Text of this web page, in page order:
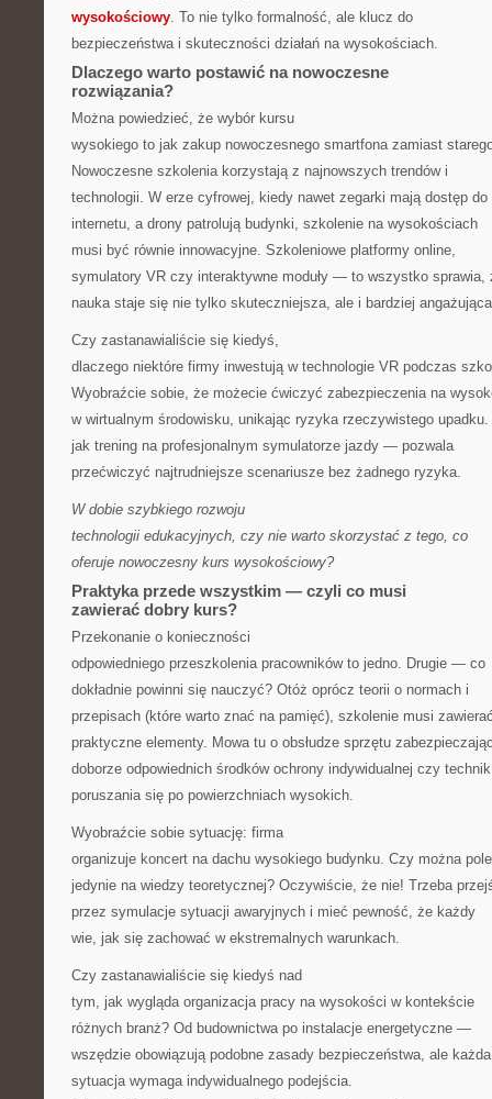
wysokościowy. To nie tylko formalność, ale klucz do
bezpieczeństwa i skuteczności działań na wysokościach.
Dlaczego warto postawić na nowoczesne
rozwiązania?
Można powiedzieć, że wybór kursu
wysokiego to jak zakup nowoczesnego smartfona zamiast
Nowoczesne szkolenia korzystają z najnowszych trendów i
technologii. W erze cyfrowej, kiedy nawet zegarki mają dostęp do
internetu, a drony patrolują budynki, szkolenie na wysokościach
musi być równie innowacyjne. Szkoleniowe platformy online,
symulatory VR czy interaktywne moduły — to wszystko sprawia,
nauka staje się nie tylko skuteczniejsza, ale i bardziej
Czy zastanawialiście się kiedyś,
dlaczego niektóre firmy inwestują w technologie VR podczas
Wyobraźcie sobie, że możecie ćwiczyć zabezpieczenia na
w wirtualnym środowisku, unikając ryzyka rzeczywistego upadku.
jak trening na profesjonalnym symulatorze jazdy — pozwala
przećwiczyć najtrudniejsze scenariusze bez żadnego ryzyka.
W dobie szybkiego rozwoju
technologii edukacyjnych, czy nie warto skorzystać z tego, co
oferuje nowoczesny kurs wysokościowy?
Praktyka przede wszystkim — czyli co musi
zawierać dobry kurs?
Przekonanie o konieczności
odpowiedniego przeszkolenia pracowników to jedno. Drugie — co
dokładnie powinni się nauczyć? Otóż oprócz teorii o normach i
przepisach (które warto znać na pamięć), szkolenie musi
praktyczne elementy. Mowa tu o obsłudze sprzętu
doborze odpowiednich środków ochrony indywidualnej czy technik
poruszania się po powierzchniach wysokich.
Wyobraźcie sobie sytuację: firma
organizuje koncert na dachu wysokiego budynku. Czy można
jedynie na wiedzy teoretycznej? Oczywiście, że nie! Trzeba
przez symulacje sytuacji awaryjnych i mieć pewność, że każdy
wie, jak się zachować w ekstremalnych warunkach.
Czy zastanawialiście się kiedyś nad
tym, jak wygląda organizacja pracy na wysokości w kontekście
różnych branż? Od budownictwa po instalacje energetyczne —
wszędzie obowiązują podobne zasady bezpieczeństwa, ale każda
sytuacja wymaga indywidualnego podejścia.